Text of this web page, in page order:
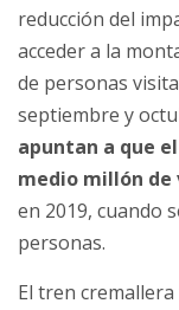
reducción del
acceder a la
de personas
septiembre y
apuntan a que
medio millón de
en 2019, cuando
personas.
El tren